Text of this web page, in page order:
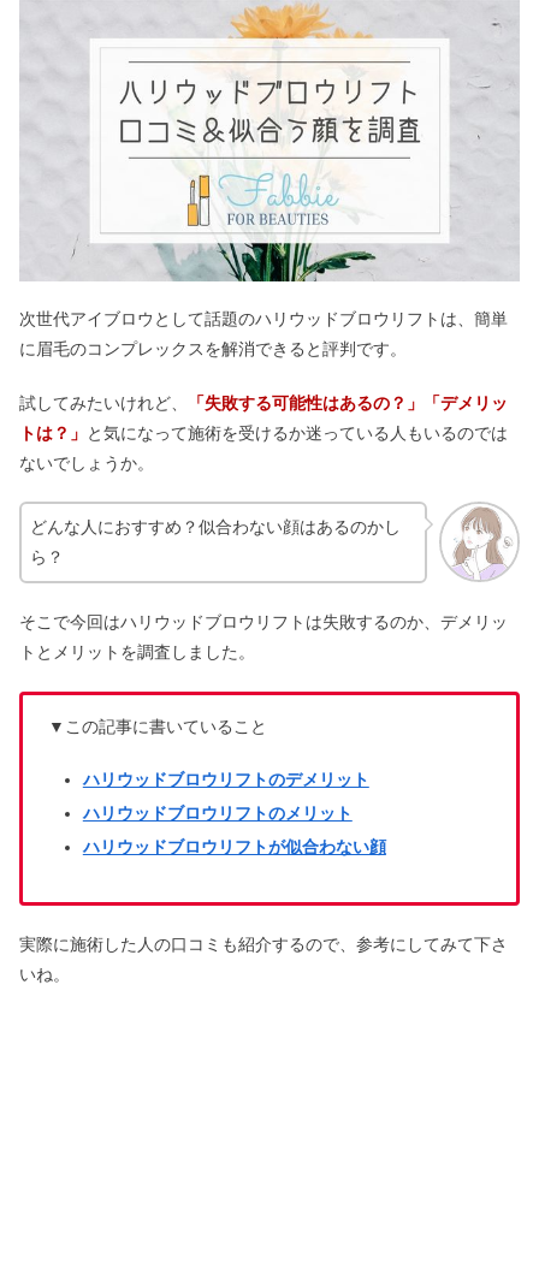
次世代アイブロウとして話題のハリウッドブロウリフトは、簡単
に眉毛のコンプレックスを解消できると評判です。
試してみたいけれど、
「失敗する可能性はあるの？」「デメリッ
トは？」 と気になって施術を受けるか迷っている人もいるのでは
ないでしょうか。
どんな人におすすめ？似合わない顔はあるのかし
ら？
そこで今回はハリウッドブロウリフトは失敗するのか、デメリッ
トとメリットを調査しました。
▼この記事に書いていること
ハリウッドブロウリフトのデメリット
ハリウッドブロウリフトのメリット
ハリウッドブロウリフトが似合わない顔
実際に施術した人の口コミも紹介するので、参考にしてみて下さ
いね。